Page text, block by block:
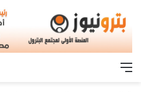
القائمة